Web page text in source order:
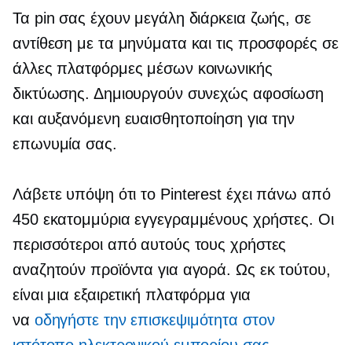
Τα pin σας έχουν μεγάλη διάρκεια ζωής, σε
αντίθεση με τα μηνύματα και τις προσφορές σε
άλλες πλατφόρμες μέσων κοινωνικής
δικτύωσης. Δημιουργούν συνεχώς αφοσίωση
και αυξανόμενη ευαισθητοποίηση για την
επωνυμία σας.
Λάβετε υπόψη ότι το Pinterest έχει πάνω από
450 εκατομμύρια εγγεγραμμένους χρήστες. Οι
περισσότεροι από αυτούς τους χρήστες
αναζητούν προϊόντα για αγορά. Ως εκ τούτου,
είναι μια εξαιρετική πλατφόρμα για
να οδηγήστε την επισκεψιμότητα στον